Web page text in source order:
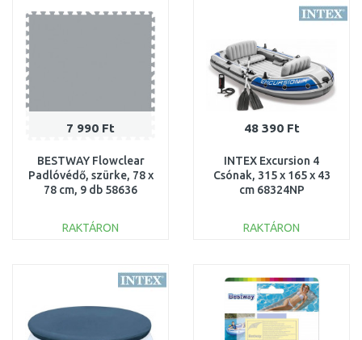
Összehasonlítás Összehasonlítás
7 990 Ft
BESTWAY Flowclear
Padlóvédő, szürke, 78 x
78 cm, 9 db 58636
RAKTÁRON
Összehasonlítás
48 390 Ft
INTEX Excursion 4
Csónak, 315 x 165 x 43
cm 68324NP
RAKTÁRON
Összehasonlítás